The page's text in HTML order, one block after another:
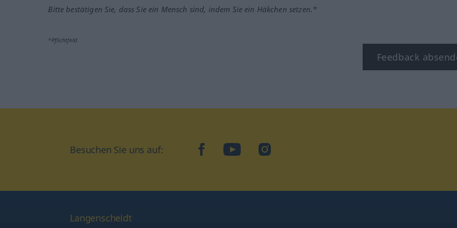
Bitte bestätigen Sie, dass Sie ein Mensch sind, indem Sie ein Häkchen setzen.*
*Pflichtfeld
Feedback
Besuchen Sie uns auf: facebookYouTubeInstagram
Langenscheidt